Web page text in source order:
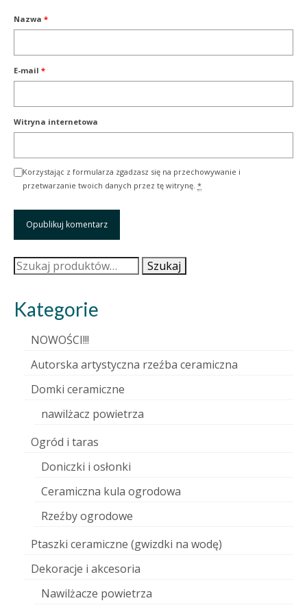
Nazwa *
E-mail *
Witryna internetowa
Korzystając z formularza zgadzasz się na przechowywanie i
przetwarzanie twoich danych przez tę witrynę. *
Szukaj: Szukaj
Kategorie
NOWOŚCI!!!
Autorska artystyczna rzeźba ceramiczna
Domki ceramiczne
nawilżacz powietrza
Ogród i taras
Doniczki i osłonki
Ceramiczna kula ogrodowa
Rzeźby ogrodowe
Ptaszki ceramiczne (gwizdki na wodę)
Dekoracje i akcesoria
Nawilżacze powietrza